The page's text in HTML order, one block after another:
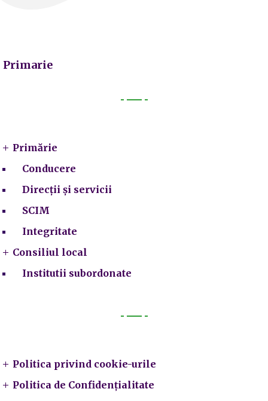
Primarie
Primărie
Conducere
Direcții și servicii
SCIM
Integritate
Consiliul local
Institutii subordonate
Politica privind cookie-urile
Politica de Confidențialitate